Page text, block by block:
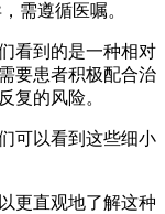
需遵循医嘱。
看到的是一种相对
要患者积极配合治
复的风险。
可以看到这些细小
更直观地了解这种